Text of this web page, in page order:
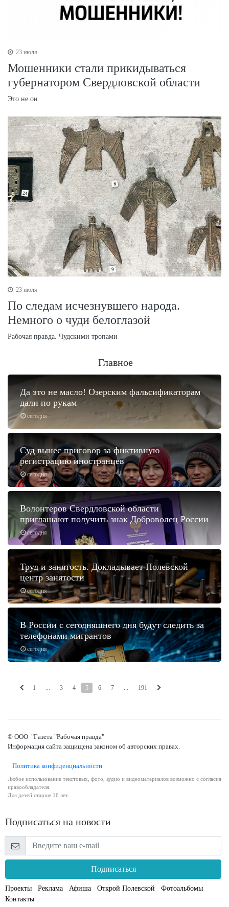
23 июля
Мошенники стали прикидываться
губернатором Свердловской области
Это не он
23 июля
По следам исчезнувшего народа.
Немного о чуди белоглазой
Рабочая правда. Чудскими тропами
Главное
сегодня
Да это не масло! Озерским фальсификаторам
дали по рукам
сегодня
Суд вынес приговор за фиктивную
регистрацию иностранцев
сегодня
Волонтеров Свердловской области
приглашают получить знак Доброволец России
сегодня
Труд и занятость. Докладывает Полевской
центр занятости
сегодня
В России с сегодняшнего дня будут следить за
телефонами мигрантов
1 3 4 5 6 7 191
© ООО "Газета "Рабочая правда"
Информация сайта защищена законом об авторских правах.
Политика конфиденциальности
Любое использование текстовых, фото, аудио и видеоматериалов возможно с согласия
правообладателя.
Для детей старше 16 лет.
Подписаться на новости
Подписаться
Проекты Реклама Афиша Открой Полевской
Фотоальбомы
Контакты